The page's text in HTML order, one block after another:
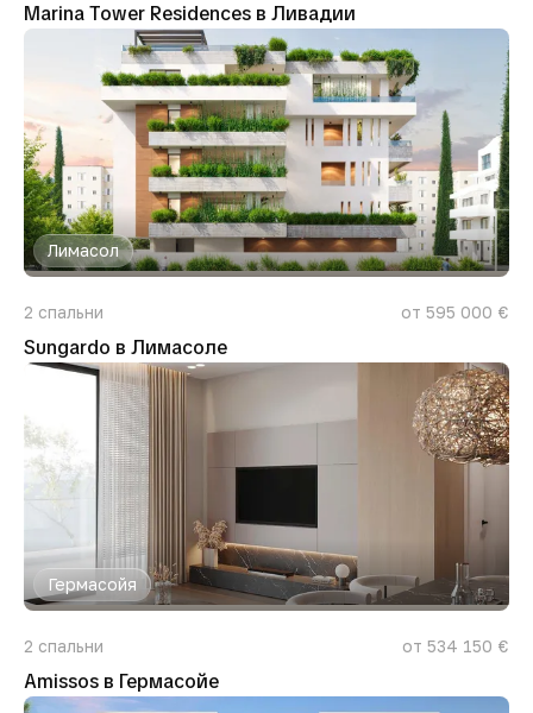
Marina Tower Residences в Ливадии
Лимасол
2 спальни от 595 000 €
Sungardo в Лимасоле
Гермасойя
2 спальни от 534 150 €
Amissos в Гермасойе